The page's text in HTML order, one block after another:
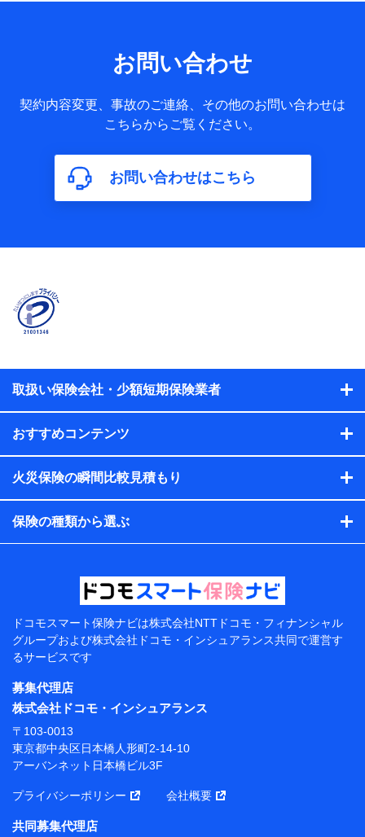
送信履歴などの情報）が含まれます。
約に関する情報。例として、保険契約者及び被保険者の氏
名、住所、生年月日、性別、保険契約者と被保険者の関係、
保険加入の目的、保険商品の内容、保険料、保険料のお支払
年数などの情報、ペットの種類や年齢などの情報などが含ま
れます。
【共同して利用する者の範囲】
株式会社NTTドコモ
当社又は株式会社NTTドコモが提供する保険関連サービスに
おけるユーザ登録受付および管理のため
当社又は株式会社NTTドコモと取引のあるもしくは委託を受
れらに付帯、関連する当社、株式会社NTTドコモおよび提携
会社のサービスを案内、提供するため
析して、お客さまの趣味・嗜好・傾向に応じたサービス・商
各種セミナーの開催のため
コンサルティングサービスの実施のため
アンケートやキャンペーン等の実施のため
上記に係る案内・手続き・管理等付帯業務を行うため
当該個人データを取り扱う各共同利用者（詳細は次のと
東京都千代田区永田町2丁目11番1号 山王パークタワー
株式会社NTTドコモ 代表取締役社長 前田 義晃
東京都中央区日本橋人形町2-14-10 アーバンネット日
本橋ビル 3F
長 吉村 忠義
※ 当社および株式会社NTTドコモは、お客さまの情報
ソナルデータ憲章」に定める行動原則を順守します 。
※ パーソナルデータダッシュボードの「第三者提供の
お問い合わせ
契約内容変更、事故のご連絡、その他のお問い合わせは
こちらからご覧ください。
お問い合わせはこちら
取扱い保険会社・少額短期保険業者
おすすめコンテンツ
火災保険の瞬間比較見積もり
保険の種類から選ぶ
ドコモスマート保険ナビは株式会社NTTドコモ・フィナンシャル
グループおよび株式会社ドコモ・インシュアランス共同で運営す
るサービスです
募集代理店
株式会社ドコモ・インシュアランス
〒103-0013
東京都中央区日本橋人形町2-14-10
アーバンネット日本橋ビル3F
プライバシーポリシー 会社概要
共同募集代理店